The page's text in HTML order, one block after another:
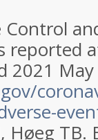
Control
reported
2021
Høeg TB.